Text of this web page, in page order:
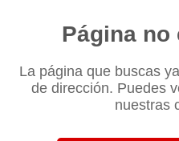
Página no
La página que buscas
de dirección. Puedes
nuestras